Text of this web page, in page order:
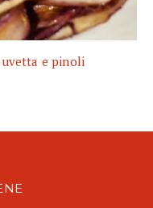
uvetta e pinoli